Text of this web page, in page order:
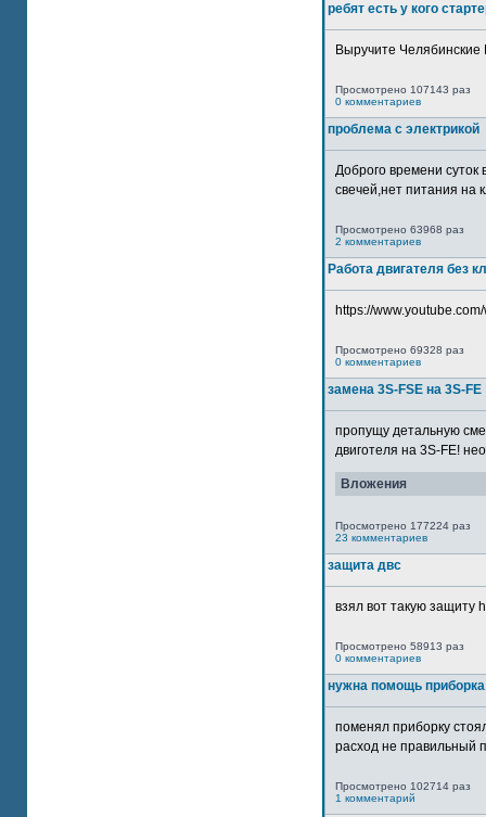
ребят есть у кого
Выручите
Просмотрено 107143 раз
0 комментариев
проблема с электрикой
Доброго времени суток
свечей,нет питания на
Просмотрено 63968 раз
2 комментариев
Работа двигателя без
https://
Просмотрено 69328 раз
0 комментариев
замена 3S-FSE на 3S-FE
пропущу детальную
двиготеля на 3S-FE!
Вложения
Просмотрено 177224 раз
23 комментариев
защита двс
взял вот такую защиту
Просмотрено 58913 раз
0 комментариев
нужна помощь
поменял приборку
расход не правильный
Просмотрено 102714 раз
1 комментарий